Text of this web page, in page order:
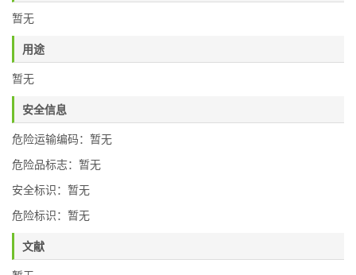
暂无
用途
暂无
安全信息
危险运输编码：暂无
危险品标志：暂无
安全标识：暂无
危险标识：暂无
文献